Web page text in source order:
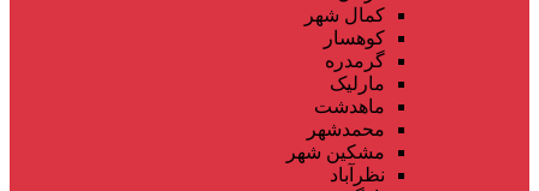
کمال شهر
کوهسار
گرمدره
مارلیک
ماهدشت
محمدشهر
مشکین شهر
نظرآباد